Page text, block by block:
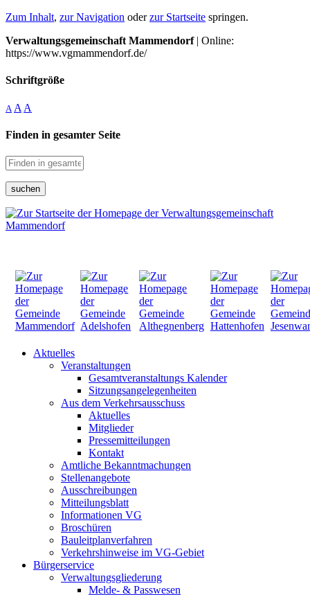
Zum Inhalt, zur Navigation oderzur Startseite springen.
Verwaltungsgemeinschaft Mammendorf| Online:
https://www.vgmammendorf.de/
Schriftgröße
A A A
Finden in gesamter Seite
suchen
Aktuelles
Veranstaltungen
Gesamtveranstaltungs Kalender
Sitzungsangelegenheiten
Aus dem Verkehrsausschuss
Aktuelles
Mitglieder
Pressemitteilungen
Kontakt
Amtliche Bekanntmachungen
Stellenangebote
Ausschreibungen
Mitteilungsblatt
Informationen VG
Broschüren
Bauleitplanverfahren
Verkehrshinweise im VG-Gebiet
Bürgerservice
Verwaltungsgliederung
Melde- & Passwesen